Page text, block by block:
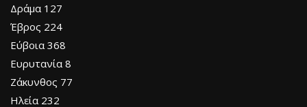
Δράμα 127
Έβρος 224
Εύβοια 368
Ευρυτανία 8
Ζάκυνθος 77
Ηλεία 232